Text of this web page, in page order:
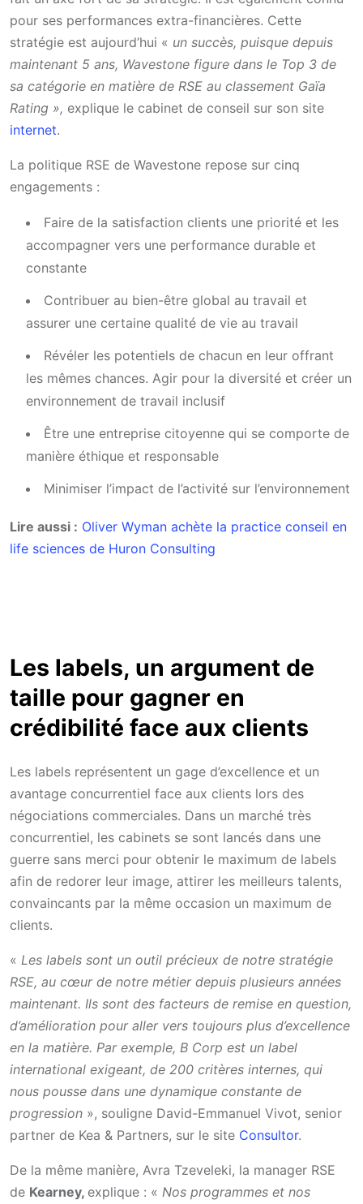
pour ses performances extra-financières. Cette
stratégie est aujourd’hui « un succès, puisque depuis
maintenant 5 ans, Wavestone figure dans le Top 3 de
sa catégorie en matière de RSE au classement Gaïa
Rating », explique le cabinet de conseil sur son site
internet.
La politique RSE de Wavestone repose sur cinq
engagements :
Faire de la satisfaction clients une priorité et les
accompagner vers une performance durable et
constante
Contribuer au bien-être global au travail et
assurer une certaine qualité de vie au travail
Révéler les potentiels de chacun en leur offrant
les mêmes chances. Agir pour la diversité et créer un
environnement de travail inclusif
Être une entreprise citoyenne qui se comporte de
manière éthique et responsable
Minimiser l’impact de l’activité sur l’environnement
Lire aussi : Oliver Wyman achète la practice conseil en
life sciences de Huron Consulting
Les labels, un argument de
taille pour gagner en
crédibilité face aux clients
Les labels représentent un gage d’excellence et un
avantage concurrentiel face aux clients lors des
négociations commerciales. Dans un marché très
concurrentiel, les cabinets se sont lancés dans une
guerre sans merci pour obtenir le maximum de labels
afin de redorer leur image, attirer les meilleurs talents,
convaincants par la même occasion un maximum de
clients.
« Les labels sont un outil précieux de notre stratégie
RSE, au cœur de notre métier depuis plusieurs années
maintenant. Ils sont des facteurs de remise en question,
d’amélioration pour aller vers toujours plus d’excellence
en la matière. Par exemple, B Corp est un label
international exigeant, de 200 critères internes, qui
nous pousse dans une dynamique constante de
progression », souligne David-Emmanuel Vivot, senior
partner de Kea & Partners, sur le site Consultor.
De la même manière, Avra Tzeveleki, la manager RSE
de Kearney, explique : « Nos programmes et nos